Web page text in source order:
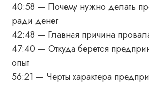
40:58 — Почему нужно делать
ради денег
42:48 — Главная причина
47:40 — Откуда берется
опыт
56:21 — Черты характера